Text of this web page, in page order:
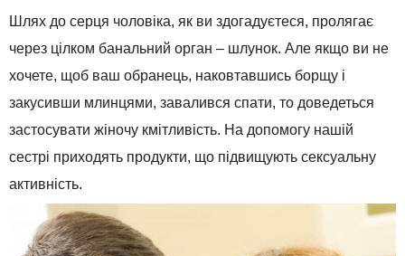
Шлях до серця чоловіка, як ви здогадуєтеся, пролягає
через цілком банальний орган – шлунок. Але якщо ви не
хочете, щоб ваш обранець, наковтавшись борщу і
закусивши млинцями, завалився спати, то доведеться
застосувати жіночу кмітливість. На допомогу нашій
сестрі приходять продукти, що підвищують сексуальну
активність.